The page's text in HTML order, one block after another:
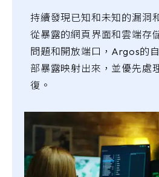
持續發現已知和未知的漏洞
從暴露的網頁界面和雲端存
問題和開放端口，Argos的
部暴露映射出來，並優先處
復。